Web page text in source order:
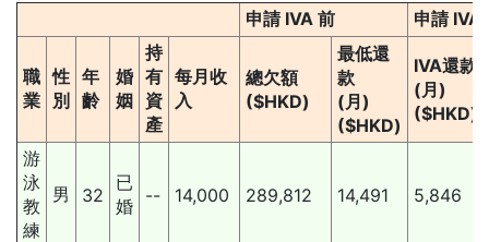
申請 IVA 前 申請 IVA
職
業
性
別
年
齡
婚
姻
持
有
資
產
每月收
入
總欠額
($HKD)
最低還
款
(月)
($HKD)
IVA還款
(月)
($HKD)
游
泳
教
練
男 32
已
婚
-- 14,000 289,812 14,491 5,846